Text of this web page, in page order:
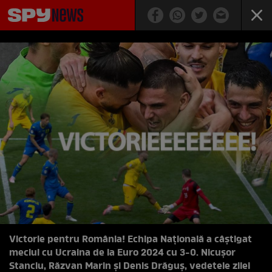
Victorie pentru România! Echipa Națională a câștigat
meciul cu Ucraina de la Euro 2024 cu 3-0. Nicușor
Stanciu, Răzvan Marin și Denis Drăguș, vedetele zilei